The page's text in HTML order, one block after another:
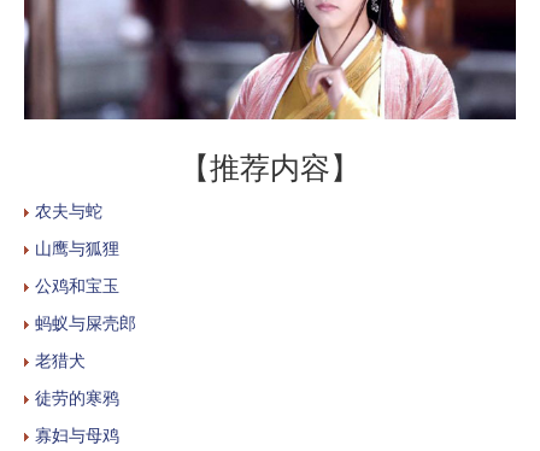
【推荐内容】
农夫与蛇
山鹰与狐狸
公鸡和宝玉
蚂蚁与屎壳郎
老猎犬
徒劳的寒鸦
寡妇与母鸡